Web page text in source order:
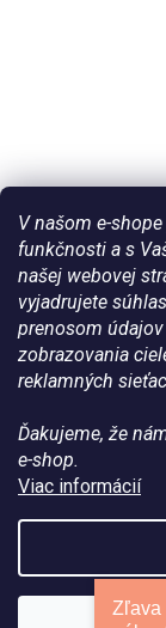
V našom e-
funkčnosti a s
našej webovej
vyjadrujete
prenosom
zobrazovania
reklamných
Ďakujeme, že
e-shop.
Viac informácií
Copyright 2026
Zľava